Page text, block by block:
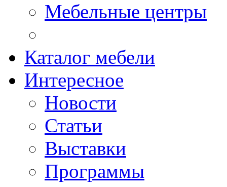
Мебельные центры
Каталог мебели
Интересное
Новости
Статьи
Выставки
Программы